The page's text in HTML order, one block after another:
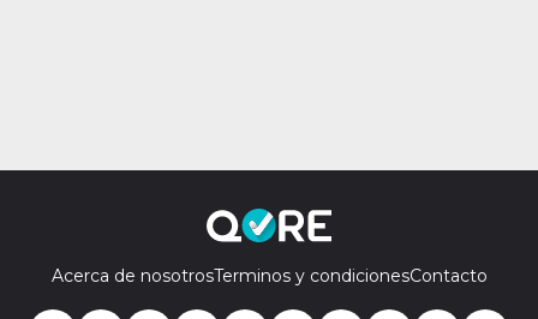
Acerca de nosotrosTerminos y condicionesContacto